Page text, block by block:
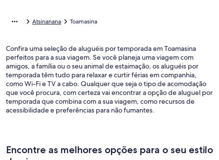
Atsinanana Toamasina
Confira uma seleção de aluguéis por temporada em Toamasina
perfeitos para a sua viagem. Se você planeja uma viagem com
amigos, a família ou o seu animal de estaimação, os aluguéis por
temporada têm tudo para relaxar e curtir férias em companhia,
como Wi-Fi e TV a cabo. Qualquer que seja o tipo de acomodação
que você procura, com certeza vai encontrar a opção de aluguel por
temporada que combina com a sua viagem, como recursos de
acessibilidade e preferências para não fumantes.
Encontre as melhores opções para o seu estilo